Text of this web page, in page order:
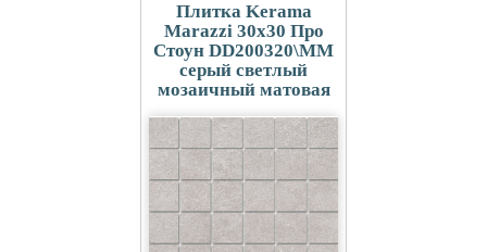
Плитка Kerama
Marazzi 30x30 Про
Стоун DD200320\MM
серый светлый
мозаичный матовая